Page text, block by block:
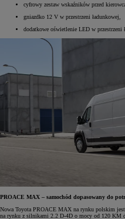
cyfrowy zestaw wskaźników przed
gniazdko 12 V w przestrzeni ładunkowej,
dodatkowe oświetlenie LED w przestrzeni
PROACE MAX – samochód dopasowany do
Nowa Toyota PROACE MAX na rynku polskim
na rynku z silnikami 2.2 D-4D o mocy od 120 KM